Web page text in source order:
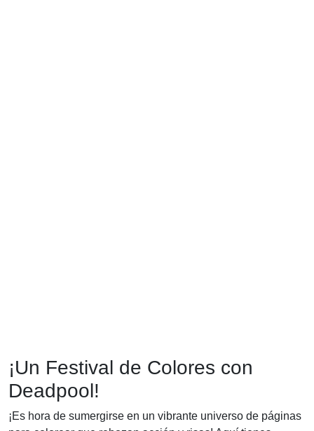
¡Un Festival de Colores con
Deadpool!
¡Es hora de sumergirse en un vibrante universo de páginas